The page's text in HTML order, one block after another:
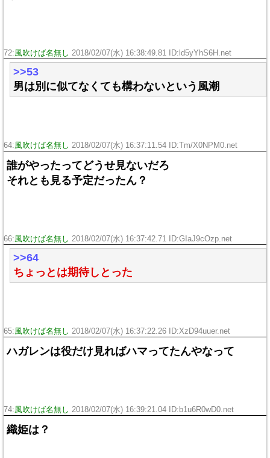
72:風吹けば名無し 2018/02/07(水) 16:38:49.81 ID: ld5yYhS6H.net
>>53
男は別に似てなくても構わないという風潮
64:風吹けば名無し 2018/02/07(水) 16:37:11.54 ID: Tm/X0NPM0.net
誰がやったってどうせ見ないだろ
それとも見る予定だったん？
66:風吹けば名無し 2018/02/07(水) 16:37:42.71 ID:GIaJ9cOzp.net
>>64
ちょっとは期待しとった
65:風吹けば名無し 2018/02/07(水) 16:37:22.26 ID:XzD94uuer.net
ハガレンは役だけ見ればハマってたんやなって
74:風吹けば名無し 2018/02/07(水) 16:39:21.04 ID: b1u6R0wD0.net
織姫は？